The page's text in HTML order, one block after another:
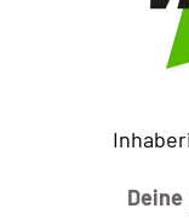
Deine